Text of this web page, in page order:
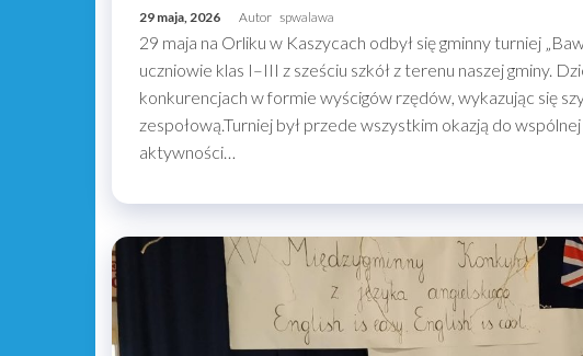
29 maja, 2026 Autor spwalawa
29 maja na Orliku w Kaszycach odbył się gminny turniej
uczniowie klas I–III z sześciu szkół z terenu naszej gminy.
konkurencjach w formie wyścigów rzędów, wykazując się
zespołową.Turniej był przede wszystkim okazją do
aktywności…